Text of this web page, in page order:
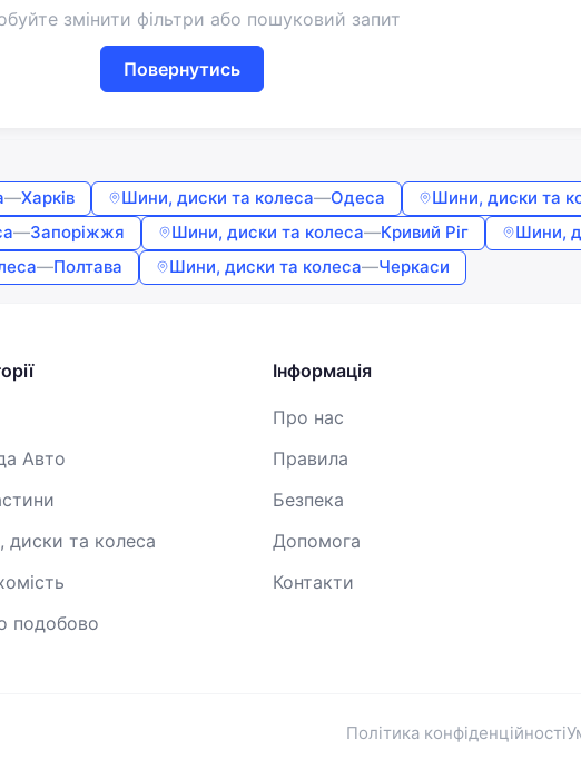
змінити фільтри або пошуковий запит
Повернутись
—Харків Шини, диски та колеса—Одеса Шини, диски та
—Запоріжжя Шини, диски та колеса—Кривий Ріг Шини,
—Полтава Шини, диски та колеса—Черкаси
Авто
диски та колеса
подобово
Інформація
Про нас
Правила
Безпека
Допомога
Контакти
Політика конфіденційності
Запам'ятати мене
Увійти
ви погоджуєтесь зУмовами використання,